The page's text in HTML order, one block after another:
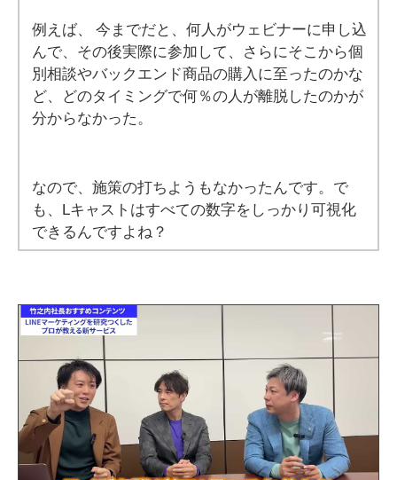
例えば、 今までだと、何人がウェビナーに申し込
んで、その後実際に参加して、さらにそこから個
別相談やバックエンド商品の購入に至ったのかな
ど、どのタイミングで何％の人が離脱したのかが
分からなかった。
なので、施策の打ちようもなかったんです。で
も、Lキャストはすべての数字をしっかり可視化
できるんですよね？